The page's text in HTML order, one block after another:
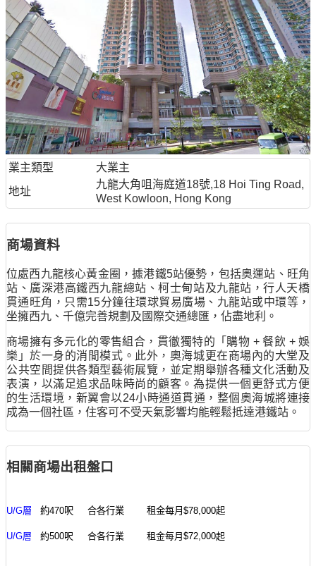
業主類型
大業主
地址
九龍大角咀海庭道18號,18 Hoi Ting Road,
West Kowloon, Hong Kong
商場資料
位處西九龍核心黃金圈，據港鐵5站優勢，包括奧運站、旺角
站、廣深港高鐵西九龍總站、柯士甸站及九龍站，行人天橋
貫通旺角，只需15分鐘往環球貿易廣場、九龍站或中環等，
坐擁西九、千億完善規劃及國際交通總匯，佔盡地利。
商場擁有多元化的零售組合，貫徹獨特的「購物 + 餐飲 + 娛
樂」於一身的消閒模式。此外，奧海城更在商場內的大堂及
公共空間提供各類型藝術展覽，並定期舉辦各種文化活動及
表演，以滿足追求品味時尚的顧客。為提供一個更舒式方便
的生活環境，新翼會以24小時通道貫通，整個奧海城將連接
成為一個社區，住客可不受天氣影響均能輕鬆抵達港鐵站。
相關商場出租盤口
U/G層 約470呎 合各行業 租金每月$78,000起
U/G層 約500呎 合各行業 租金每月$72,000起